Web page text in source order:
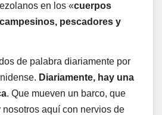
en los «cuerpos
pescadores y
de palabra diariamente por
Diariamente, hay una
. Que mueven un barco, que
nosotros aquí con nervios de